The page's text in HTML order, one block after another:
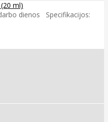
ml)
dienos Specifikacijos: